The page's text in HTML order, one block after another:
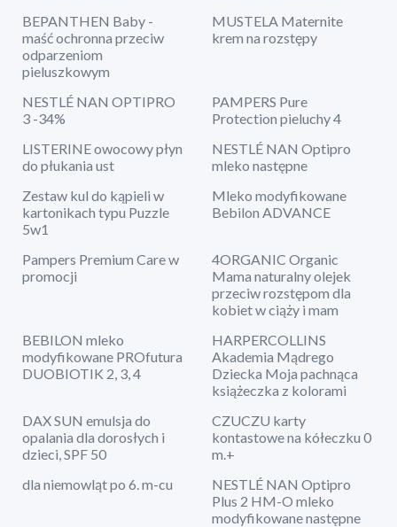
BEPANTHEN Baby -
maść ochronna przeciw
odparzeniom
pieluszkowym
MUSTELA Maternite
krem na rozstępy
NESTLÉ NAN OPTIPRO
3 -34%
PAMPERS Pure
Protection pieluchy 4
LISTERINE owocowy płyn
do płukania ust
NESTLÉ NAN Optipro
mleko następne
Zestaw kul do kąpieli w
kartonikach typu Puzzle
5w1
Mleko modyfikowane
Bebilon ADVANCE
Pampers Premium Care w
promocji
4ORGANIC Organic
Mama naturalny olejek
przeciw rozstępom dla
kobiet w ciąży i mam
BEBILON mleko
modyfikowane PROfutura
DUOBIOTIK 2, 3, 4
HARPERCOLLINS
Akademia Mądrego
Dziecka Moja pachnąca
książeczka z kolorami
DAX SUN emulsja do
opalania dla dorosłych i
dzieci, SPF 50
CZUCZU karty
kontastowe na kółeczku 0
m.+
dla niemowląt po 6. m-cu
NESTLÉ NAN Optipro
Plus 2 HM-O mleko
modyfikowane następne